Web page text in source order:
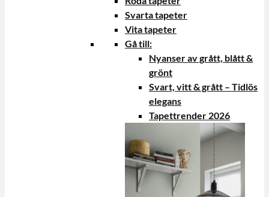
Svarta tapeter
Vita tapeter
Gå till:
Nyanser av grått, blått &
grönt
Svart, vitt & grått – Tidlös
elegans
Tapettrender 2026